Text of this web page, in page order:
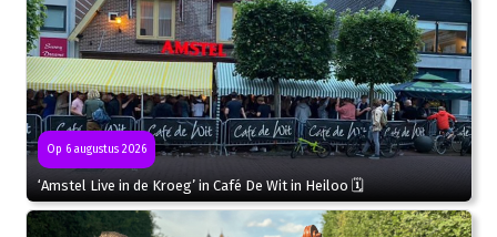
Op 6 augustus 2026
‘Amstel Live in de Kroeg’ in Café De Wit in Heiloo 🗓